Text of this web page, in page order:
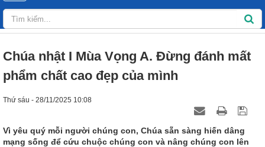
Chúa nhật I Mùa Vọng A. Đừng đánh mất
phẩm chất cao đẹp của mình
Thứ sáu - 28/11/2025 10:08
Vì yêu quý mỗi người chúng con, Chúa sẵn sàng hiến dâng
mạng sống để cứu chuộc chúng con và nâng chúng con lên